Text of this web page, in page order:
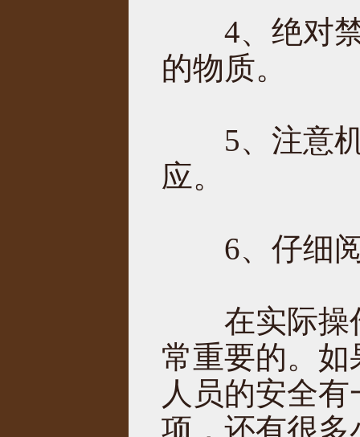
4、绝对禁
的物质。
5、注意机
应。
6、仔细阅
在实际操作
常重要的。
人员的安全
项，还有很